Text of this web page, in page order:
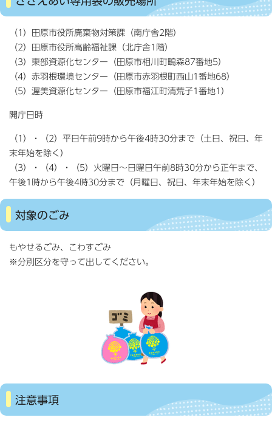
（1）田原市役所廃棄物対策課（南庁舎2階）
（2）田原市役所高齢福祉課（北庁舎1階）
（3）東部資源化センター（田原市相川町鴫森87番地5）
（4）赤羽根環境センター（田原市赤羽根町西山1番地68）
（5）渥美資源化センター（田原市福江町清荒子1番地1）
開庁日時
（1）・（2）平日午前9時から午後4時30分まで（土日、祝日、年
末年始を除く）
（3）・（4）・（5）火曜日〜日曜日午前8時30分から正午まで、
午後1時から午後4時30分まで（月曜日、祝日、年末年始を除く）
対象のごみ
もやせるごみ、こわすごみ
※分別区分を守って出してください。
注意事項